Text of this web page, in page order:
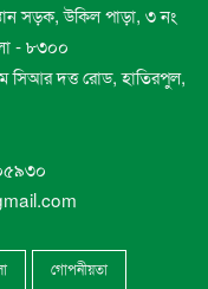
এইচএসসি বাংলা
সড়ক, উকিল পাড়া, ৩ নং
- ৮৩০০
সিআর দত্ত রোড, হাতিরপুল,
গোপনীয়তা